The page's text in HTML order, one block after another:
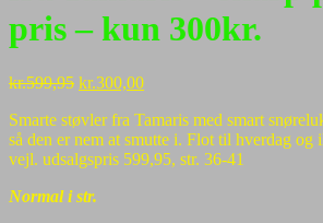
pris – kun 300kr.
kr.599,95 Den
pris
var:
kr.599,95.
kr.300,00Den
pris
er:
kr.300,00.
Smarte støvler fra Tamaris med smart
så den er nem at smutte i. Flot til hverdag og
vejl. udsalgspris 599,95, str. 36-41
Normal i str.